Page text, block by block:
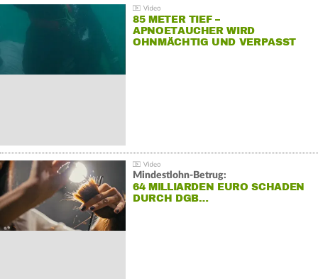
85 METER TIEF –
APNOETAUCHER WIRD
OHNMÄCHTIG UND VERPASST
Mindestlohn-Betrug:
64 MILLIARDEN EURO SCHADEN
DURCH DGB…